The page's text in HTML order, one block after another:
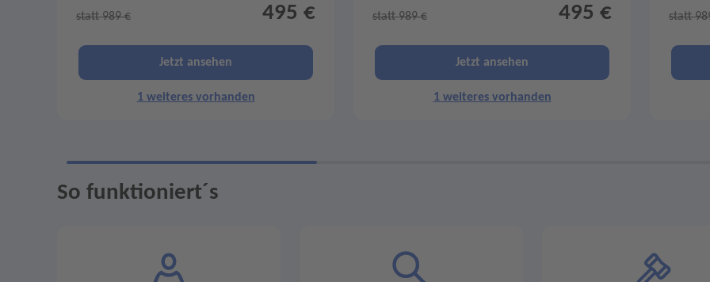
statt 989 € 495 €
Jetzt ansehen
1 weiteres vorhanden
statt 989 € 495 €
Jetzt ansehen
1 weiteres vorhanden
statt
So funktioniert´s